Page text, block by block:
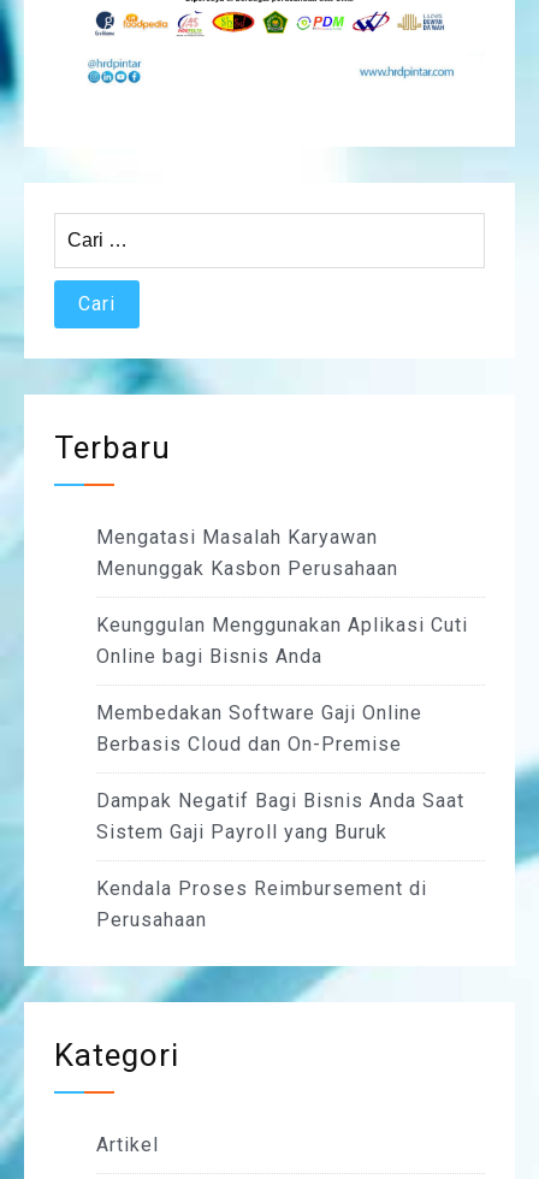
Cari
Terbaru
Mengatasi Masalah Karyawan
Menunggak Kasbon Perusahaan
Keunggulan Menggunakan Aplikasi Cuti
Online bagi Bisnis Anda
Membedakan Software Gaji Online
Berbasis Cloud dan On-Premise
Dampak Negatif Bagi Bisnis Anda Saat
Sistem Gaji Payroll yang Buruk
Kendala Proses Reimbursement di
Perusahaan
Kategori
Artikel